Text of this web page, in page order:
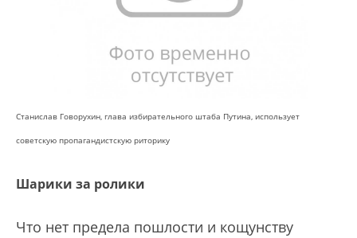
Станислав Говорухин, глава избирательного штаба Путина, использует
советскую пропагандистскую риторику
Шарики за ролики
Что нет предела пошлости и кощунству